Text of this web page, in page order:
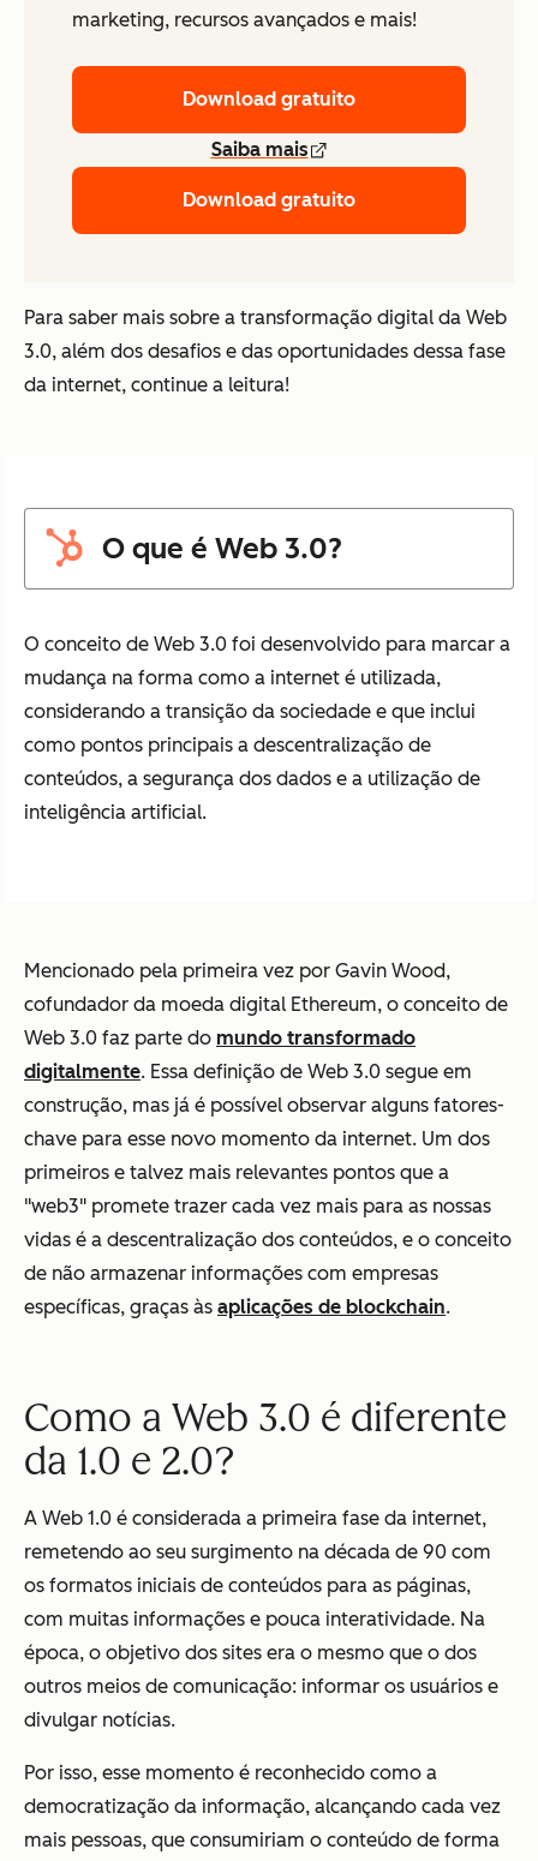
marketing, recursos avançados e mais!
Download gratuito
Saiba mais
Download gratuito
Para saber mais sobre a transformação digital da Web
3.0, além dos desafios e das oportunidades dessa fase
da internet, continue a leitura!
O que é Web 3.0?
O conceito de Web 3.0 foi desenvolvido para marcar a
mudança na forma como a internet é utilizada,
considerando a transição da sociedade e que inclui
como pontos principais a descentralização de
conteúdos, a segurança dos dados e a utilização de
inteligência artificial.
Mencionado pela primeira vez por Gavin Wood,
cofundador da moeda digital Ethereum, o conceito de
Web 3.0 faz parte do mundo transformado
digitalmente. Essa definição de Web 3.0 segue em
construção, mas já é possível observar alguns fatores-
chave para esse novo momento da internet. Um dos
primeiros e talvez mais relevantes pontos que a
"web3" promete trazer cada vez mais para as nossas
vidas é a descentralização dos conteúdos, e o conceito
de não armazenar informações com empresas
específicas, graças às aplicações de blockchain.
Como a Web 3.0 é diferente
da 1.0 e 2.0?
A Web 1.0 é considerada a primeira fase da internet,
remetendo ao seu surgimento na década de 90 com
os formatos iniciais de conteúdos para as páginas,
com muitas informações e pouca interatividade. Na
época, o objetivo dos sites era o mesmo que o dos
outros meios de comunicação: informar os usuários e
divulgar notícias.
Por isso, esse momento é reconhecido como a
democratização da informação, alcançando cada vez
mais pessoas, que consumiriam o conteúdo de forma